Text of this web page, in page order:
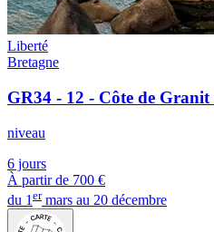
Liberté
Bretagne
GR34 - 12 - Côte de Granit
niveau
6 jours
À partir de 700 €
du 1 ermars au 20 décembre